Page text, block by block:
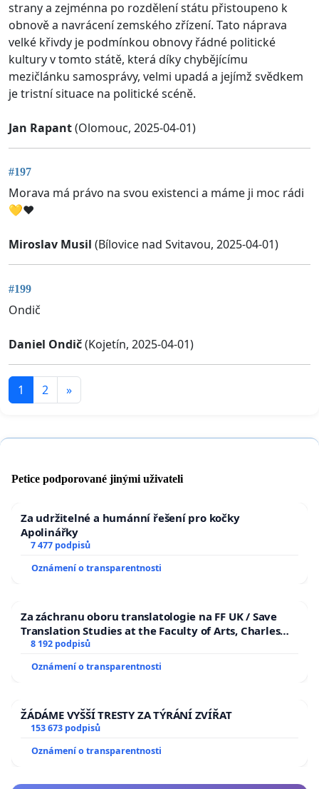
strany a zejménna po rozdělení státu přistoupeno k
obnově a navrácení zemského zřízení. Tato náprava
velké křivdy je podmínkou obnovy řádné politické
kultury v tomto státě, která díky chybějícímu
mezičlánku samosprávy, velmi upadá a jejímž svědkem
je tristní situace na politické scéně.
Jan Rapant(Olomouc, 2025-04-01)
#197
Morava má právo na svou existenci a máme ji moc rádi
💛❤️
Miroslav Musil (Bílovice nad Svitavou, 2025-04-01)
#199
Ondič
Daniel Ondič(Kojetín, 2025-04-01)
1 2 »
Petice podporované jinými uživateli
Za udržitelné a humánní řešení pro kočky
Apolinářky
7 477 podpisů
Oznámení o transparentnosti
Za záchranu oboru translatologie na FF UK / Save
Translation Studies at the Faculty of Arts, Charles
University
8 192 podpisů
Oznámení o transparentnosti
ŽÁDÁME VYŠŠÍ TRESTY ZA TÝRÁNÍ ZVÍŘAT
153 673 podpisů
Oznámení o transparentnosti